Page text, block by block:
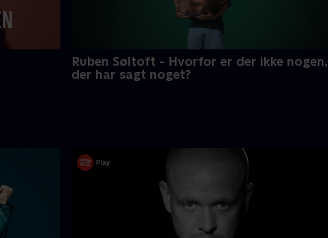
Ruben Søltoft - Hvorfor er der ikke nogen,
der har sagt noget?